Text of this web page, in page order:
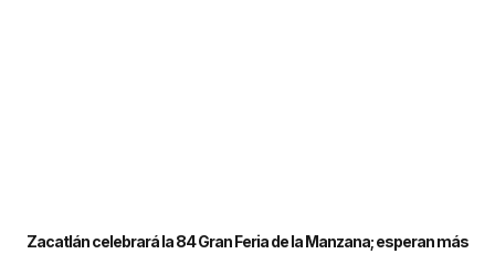
Zacatlán celebrará la 84 Gran Feria de la Manzana; esperan más